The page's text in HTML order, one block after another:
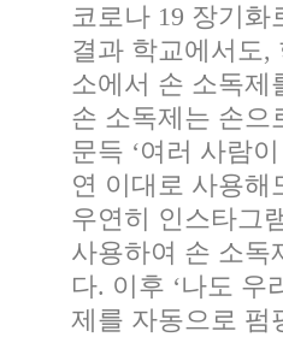
코로나 19 장기
결과 학교에서도,
소에서 손 소독제
손 소독제는 손으
문득 ‘여러 사람
연 이대로 사용해
우연히 인스타그
사용하여 손 소독
다. 이후 ‘나도
제를 자동으로 펌